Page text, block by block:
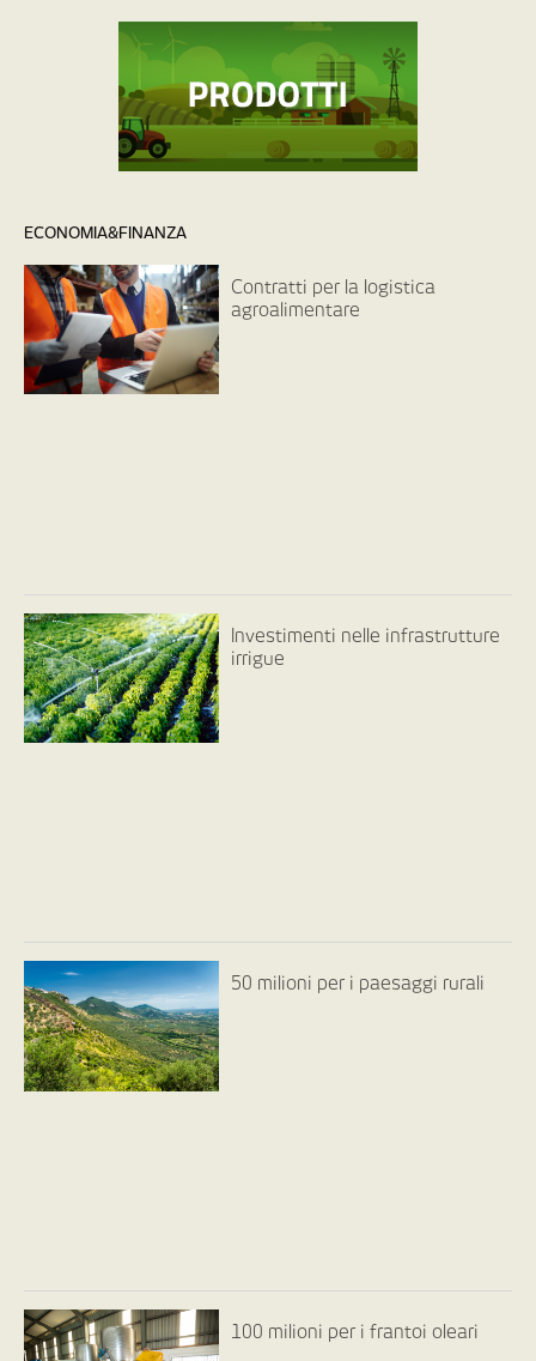
ECONOMIA&FINANZA
Contratti per la logistica
agroalimentare
Investimenti nelle infrastrutture
irrigue
50 milioni per i paesaggi rurali
100 milioni per i frantoi oleari